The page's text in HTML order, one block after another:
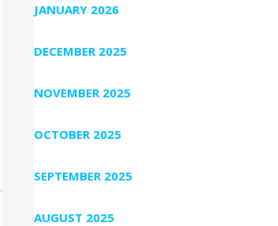
JANUARY 2026
DECEMBER 2025
NOVEMBER 2025
OCTOBER 2025
SEPTEMBER 2025
AUGUST 2025